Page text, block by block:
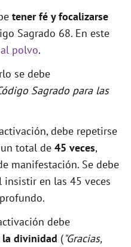
tener fé y focalizarse
Sagrado 68. En este
polvo.
se debe
Sagrado para las
debe repetirse
total de 45 veces,
manifestación. Se debe
en las 45 veces
debe
la divinidad ("Gracias,